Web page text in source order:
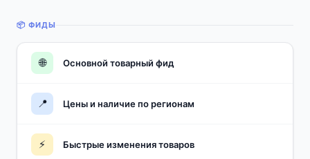
📦 ФИДЫ
🌐 Основной товарный фид
📍 Цены и наличие по регионам
⚡ Быстрые изменения товаров